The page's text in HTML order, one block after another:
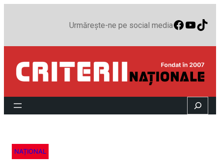
Urmărește-ne pe social media
Search
NAȚIONAL